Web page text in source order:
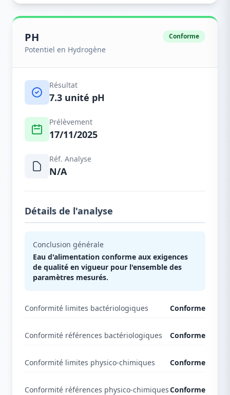
PH
Potentiel en Hydrogène
Conforme
Résultat
7.3 unité pH
Prélèvement
17/11/2025
Réf. Analyse
N/A
Détails de l'analyse
Conclusion générale
Eau d'alimentation conforme aux exigences
de qualité en vigueur pour l'ensemble des
paramètres mesurés.
Conformité limites bactériologiques Conforme
Conformité références bactériologiques Conforme
Conformité limites physico-chimiques Conforme
Conformité références physico-chimiquesConforme